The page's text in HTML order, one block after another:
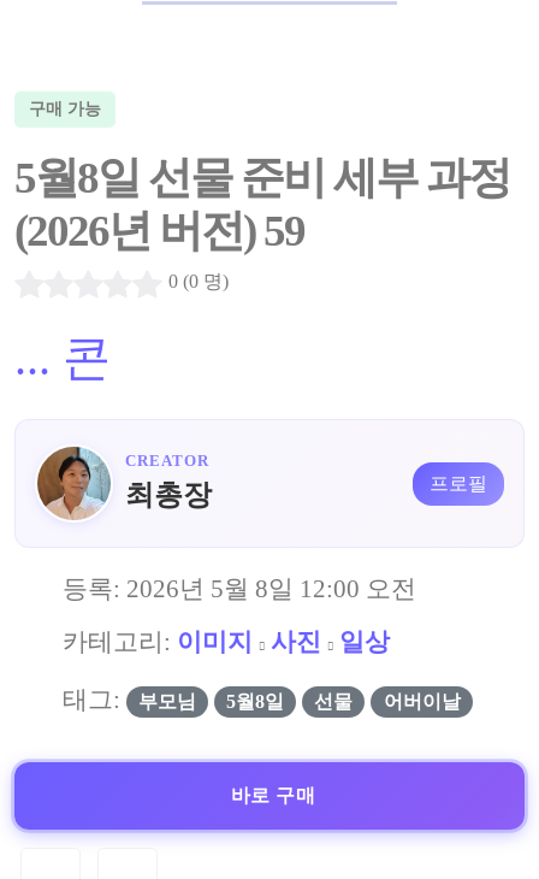
구매 가능
5월8일 선물 준비 세부 과정
(2026년 버전) 59
0 (0 명)
... 콘
CREATOR
최총장 프로필
등록: 2026년 5월 8일 12:00 오전
카테고리: 이미지 사진 일상
태그: 부모님 5월8일 선물 어버이날
바로 구매